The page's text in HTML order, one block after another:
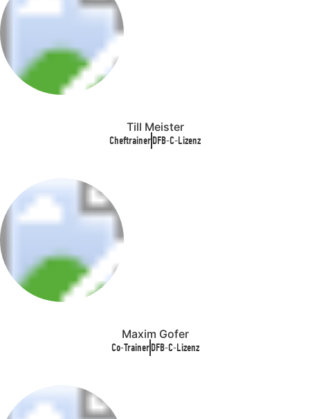
Till Meister
CheftrainerDFB-C-Lizenz
Maxim Gofer
Co-TrainerDFB-C-Lizenz